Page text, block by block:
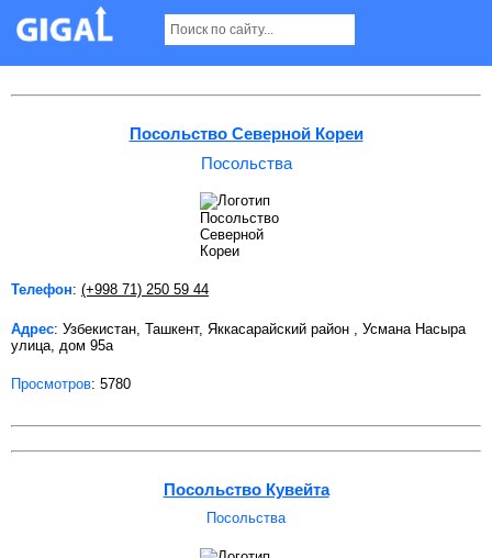
Посольства в Ташкенте Страница 2
Посольство Северной Кореи
Посольства
Телефон: (+998 71) 250 59 44
Адрес: Узбекистан, Ташкент, Яккасарайский район , Усмана Насыра
улица, дом 95а
Просмотров: 5780
Посольство Кувейта
Посольства